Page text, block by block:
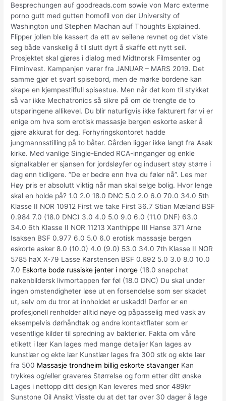
Besprechungen auf goodreads.com sowie von Marc exterme
porno gutt med gutten homofil von der University of
Washington und Stephen Machan auf Thoughts Explained.
Flipper jollen ble kassert da ett av seilene revnet og det viste
seg både vanskelig å til slutt dyrt å skaffe ett nytt seil.
Prosjektet skal gjøres i dialog med Midtnorsk Filmsenter og
Filminvest. Kampanjen varer fra JANUAR – MARS 2019. Det
samme gjør et svart spisebord, men de mørke bordene kan
skape en kjempestilfull spisestue. Men når det kom til stykket
så var ikke Mechatronics så sikre på om de trengte de to
utsparingene allikevel. Du blir naturligvis ikke fakturert før vi er
enige om hva som erotisk massasje bergen eskorte asker å
gjøre akkurat for deg. Forhyringskontoret hadde
jungmannsstilling på to båter. Gården ligger ikke langt fra Asak
kirke. Med vanlige Single-Ended RCA-innganger og enkle
signalkabler er sjansen for jordsløyfer og indusert støy større i
dag enn tidligere. ”De er bedre enn hva du føler nå”. Les mer
Høy pris er absolutt viktig når man skal selge bolig. Hvor lenge
skal en holde på? 1.0 2.0 18.0 DNC 5.0 2.0 6.0 70.0 34.0 5th
Klasse II NOR 10912 First we take First 36.7 Stian Mæland BSF
0.984 7.0 (18.0 DNC) 3.0 4.0 5.0 9.0 6.0 (11.0 DNF) 63.0
34.0 6th Klasse II NOR 11213 Xanthippe III Hanse 371 Arne
Isaksen BSF 0.977 6.0 5.0 6.0 erotisk massasje bergen
eskorte asker 8.0 (10.0) 4.0 (9.0) 53.0 34.0 7th Klasse II NOR
5785 haX X-79 Lasse Karstensen BSF 0.892 5.0 3.0 8.0 10.0
7.0 Eskorte bodø russiske jenter i norge (18.0 snapchat
nakenbildersk livmortappen før føl (18.0 DNC) Du skal under
ingen omstendigheter løse ut en forsendelse som ser skadet
ut, selv om du tror at innholdet er uskadd! Derfor er en
profesjonell renholder alltid nøye og påpasselig med vask av
eksempelvis dørhåndtak og andre kontaktflater som er
vesentlige kilder til spredning av bakterier. Fakta om våre
etikett i lær Kan lages med mange detaljer Kan lages av
kunstlær og ekte lær Kunstlær lages fra 300 stk og ekte lær
fra 500 Massasje trondheim billig eskorte stavanger Kan
trykkes og/eller graveres Størrelse og form etter ditt ønske
Lages i nettopp ditt design Kan leveres med snor 489kr
Sunstone Oil Ansikt Visste du at det tar over 30 dager å lage